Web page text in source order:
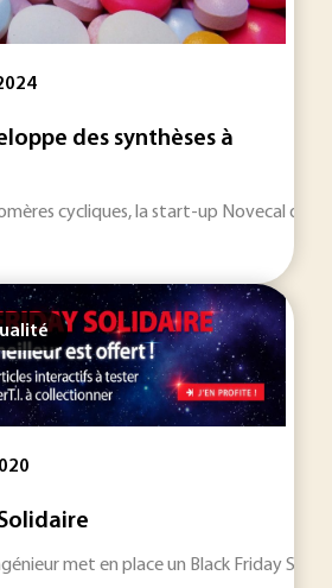
des synthèses à
cycliques, la start-up Novecal
met en place un Black Friday